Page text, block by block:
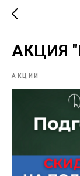
АКЦИЯ
АКЦИИ